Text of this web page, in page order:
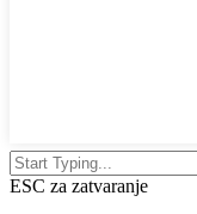
ESC za zatvaranje